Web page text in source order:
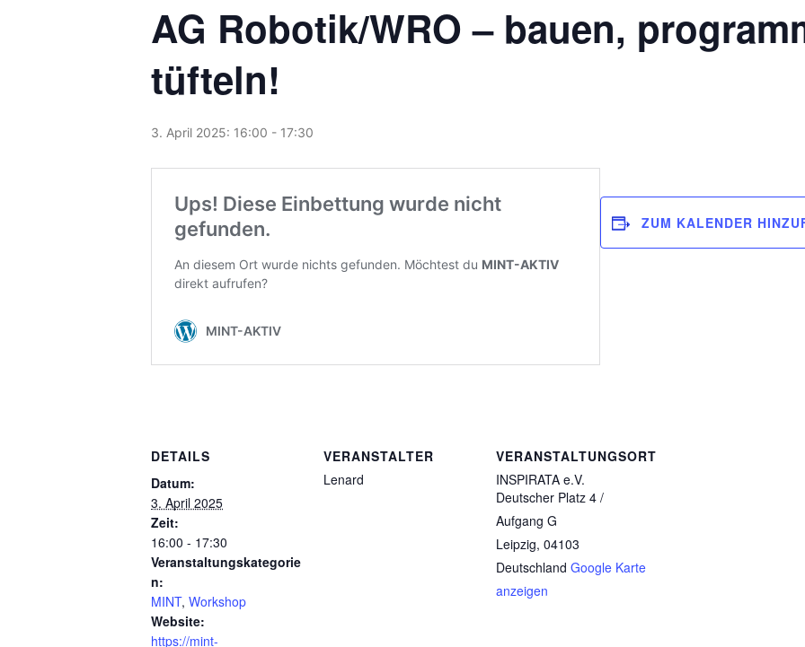
AG Robotik/WRO – bauen,
tüfteln!
3. April 2025: 16:00 - 17:30
ZUM KALENDER
DETAILS
Datum:
3. April 2025
Zeit:
16:00 - 17:30
Veranstaltungskategorie
n:
MINT, Workshop
Website:
https://mint-
VERANSTALTER
Lenard
VERANSTALTUNGSORT
INSPIRATA e.V.
Deutscher Platz 4 /
Aufgang G
Leipzig, 04103
Deutschland Google Karte
anzeigen